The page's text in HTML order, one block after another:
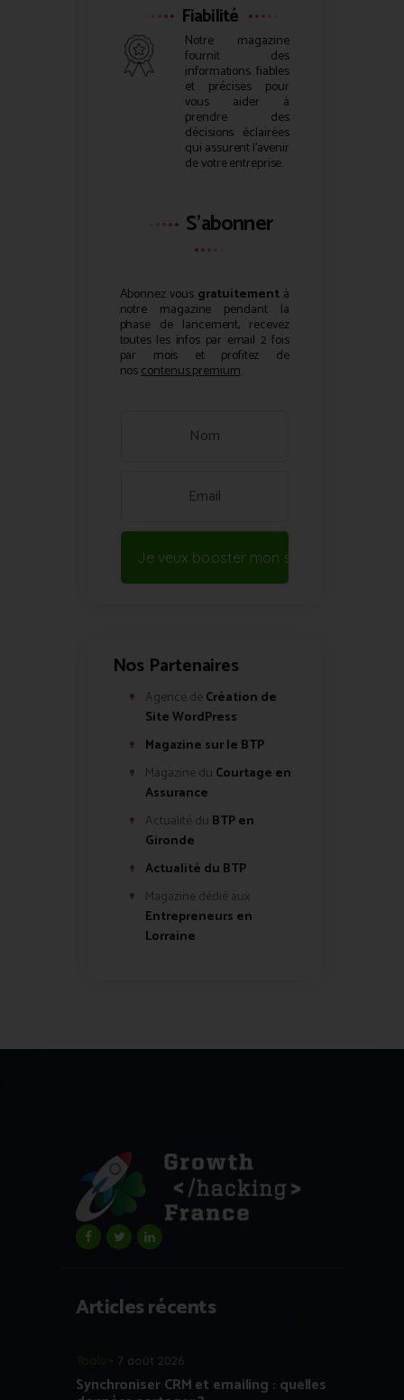
Fiabilité
Notre magazine
fournit des
informations fiables
et précises pour
vous aider à
prendre des
décisions éclairées
qui assurent l’avenir
de votre entreprise.
S'abonner
Abonnez vous gratuitementà
notre magazine pendant la
phase de lancement, recevez
toutes les infos par email 2 fois
par mois et profitez de
noscontenus premium.
Je veux booster mon site !
Nos Partenaires
Agence de Création de
Site WordPress
Magazine sur le BTP
Magazine du Courtage en
Assurance
Actualité du BTP en
Gironde
Actualité du BTP
Magazine dédié aux
Entrepreneurs en
Lorraine
Articles récents
Tools 7 août 2026
Synchroniser CRM et emailing : quelles